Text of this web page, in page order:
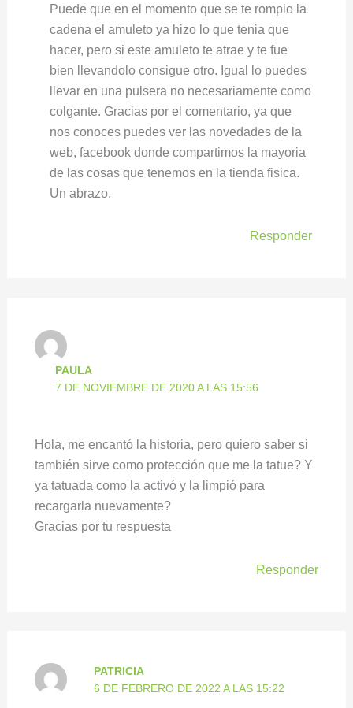
Puede que en el momento que se te rompio la
cadena el amuleto ya hizo lo que tenia que
hacer, pero si este amuleto te atrae y te fue
bien llevandolo consigue otro. Igual lo puedes
llevar en una pulsera no necesariamente como
colgante. Gracias por el comentario, ya que
nos conoces puedes ver las novedades de la
web, facebook donde compartimos la mayoria
de las cosas que tenemos en la tienda fisica.
Un abrazo.
Responder
PAULA
7 DE NOVIEMBRE DE 2020 A LAS 15:56
Hola, me encantó la historia, pero quiero saber si
también sirve como protección que me la tatue? Y
ya tatuada como la activó y la limpió para
recargarla nuevamente?
Gracias por tu respuesta
Responder
PATRICIA
6 DE FEBRERO DE 2022 A LAS 15:22